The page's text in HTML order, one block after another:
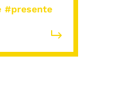
#presente